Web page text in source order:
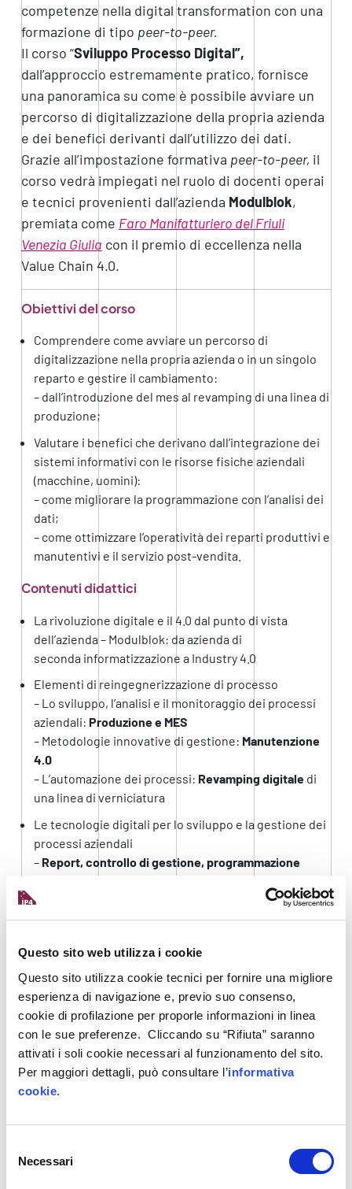
Questo sito web utilizza i cookie
Questo sito utilizza cookie tecnici per fornire una migliore
esperienza di navigazione e, previo suo consenso,
cookie di profilazione per proporle informazioni in linea
con le sue preferenze. Cliccando su “Rifiuta” saranno
attivati i soli cookie necessari al funzionamento del sito.
Per maggiori dettagli, può consultare l’informativa
cookie.
delNecessari
competenze nella digital transformation con una
formazione di tipo peer-to-peer.
Il corso “Sviluppo Processo Digital”,
dall’approccio estremamente pratico, fornisce
una panoramica su come è possibile avviare un
percorso di digitalizzazione della propria azienda
e dei benefici derivanti dall’utilizzo dei dati.
Grazie all’impostazione formativa peer-to-peer, il
corso vedrà impiegati nel ruolo di docenti operai
e tecnici provenienti dall’azienda Modulblok,
premiata come Faro Manifatturiero del Friuli
Venezia Giulia con il premio di eccellenza nella
Value Chain 4.0.
Obiettivi del corso
Comprendere come avviare un percorso di
digitalizzazione nella propria azienda o in un singolo
reparto e gestire il cambiamento:
– dall’introduzione del mes al revamping di una linea di
produzione;
Valutare i benefici che derivano dall’integrazione dei
sistemi informativi con le risorse fisiche aziendali
(macchine, uomini):
– come migliorare la programmazione con l’analisi dei
dati;
– come ottimizzare l’operatività dei reparti produttivi e
manutentivi e il servizio post-vendita.
Contenuti didattici
La rivoluzione digitale e il 4.0 dal punto di vista
dell’azienda – Modulblok: da azienda di
seconda informatizzazione a Industry 4.0
Elementi di reingegnerizzazione di processo
– Lo sviluppo, l’analisi e il monitoraggio dei processi
aziendali: Produzione e MES
– Metodologie innovative di gestione: Manutenzione
4.0
– L’automazione dei processi: Revamping digitaledi
una linea di verniciatura
Le tecnologie digitali per lo sviluppo e la gestione dei
processi aziendali
– Report, controllo di gestione, programmazione
Potenzialità di miglioramento dei processi produttivi
e miglioramento continuo
digitalizzato
Analisi di casi, storytelling di cambiamento,visita
aziendale(virtuale in caso di online learning)
La partecipazione al corso è gratuita: il
contributo rientra nella disciplina degli aiuti di
Stato, l’operazione è cofinanziata dal FSE
nell’ambito del PORFVG.
Dipendenti di aziende manifatturiere del FVG, in